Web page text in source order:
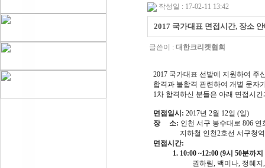
작성일 : 17-02-11 13:42
2017 국가대표 면접시간, 장소
글쓴이 : 대한크리켓협회
2017 국가대표 선발에 지원하여 주
합격과 불합격 관련하여 개별 문자
1차 합격하신 분들은 아래 면접시
면접일시: 2017년 2월 12일 (일)
장 소: 인천 서구 봉수대로 806
지하철 인천2호선 서구청역 3
면접시간:
1. 10:00 ~12:00 (9시 50분까
권하림, 백미나, 정혜지,